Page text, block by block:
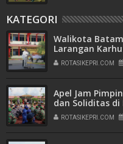
KATEGORI
Walikota
Larangan
ROTASIKEPRI.COM
Apel Jam
dan Soliditas di
ROTASIKEPRI.COM